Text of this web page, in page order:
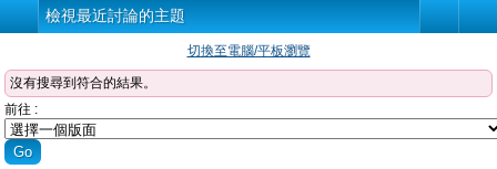
檢視最近討論的主題
切換至電腦/平板瀏覽
沒有搜尋到符合的結果。
前往 :